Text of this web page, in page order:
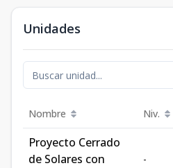
Unidades
Nombre Niv.
Proyecto Cerrado
de Solares con
-